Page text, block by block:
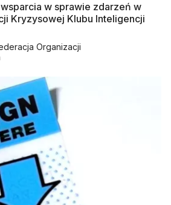
w sprawie zdarzeń w
Kryzysowej Klubu Inteligencji
Organizacji